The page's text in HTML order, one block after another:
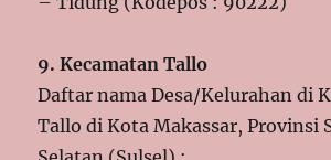
9. Kecamatan Tallo
Daftar nama Desa/Kelurahan di
Tallo di Kota Makassar, Provinsi